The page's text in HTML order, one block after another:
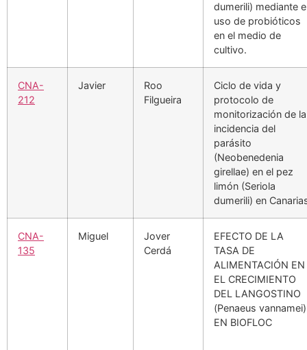
dumerili) mediante
uso de probióticos
en el medio de
cultivo.
CNA-
212
Javier
Roo
Filgueira
Ciclo de vida y
protocolo de
monitorización de la
incidencia del
parásito
(Neobenedenia
girellae) en el pez
limón (Seriola
dumerili) en
CNA-
135
Miguel
Jover
Cerdá
EFECTO DE LA
TASA DE
ALIMENTACIÓN EN
EL CRECIMIENTO
DEL LANGOSTINO
(Penaeus vannamei)
EN BIOFLOC